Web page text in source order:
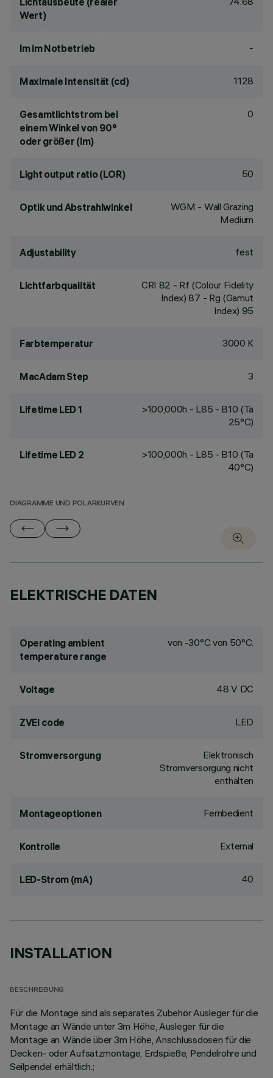
Wert)
lm im Notbetrieb -
Maximale Intensität (cd) 1128
Gesamtlichtstrom bei
einem Winkel von 90°
oder größer (lm)
0
Light output ratio (LOR) 50
Optik und Abstrahlwinkel
WGM - Wall Grazing
Medium
Adjustability fest
Lichtfarbqualität CRI 82 - Rf (Colour Fidelity
Index) 87 - Rg (Gamut
Index) 95
Farbtemperatur 3000 K
MacAdam Step 3
Lifetime LED 1
>100,000h - L85 - B10 (Ta
25°C)
Lifetime LED 2
>100,000h - L85 - B10 (Ta
40°C)
DIAGRAMME UND POLARKURVEN
ELEKTRISCHE DATEN
Operating ambient
temperature range
von -30°C von 50°C.
Voltage 48 V DC
ZVEI code LED
Stromversorgung
Elektronisch
Stromversorgung nicht
enthalten
Montageoptionen Fernbedient
Kontrolle External
LED-Strom (mA) 40
INSTALLATION
BESCHREIBUNG
Für die Montage sind als separates Zubehör Ausleger für die
Montage an Wände unter 3m Höhe, Ausleger für die
Montage an Wände über 3m Höhe, Anschlussdosen für die
Decken- oder Aufsatzmontage, Erdspieße, Pendelrohre und
Seilpendel erhältlich.;